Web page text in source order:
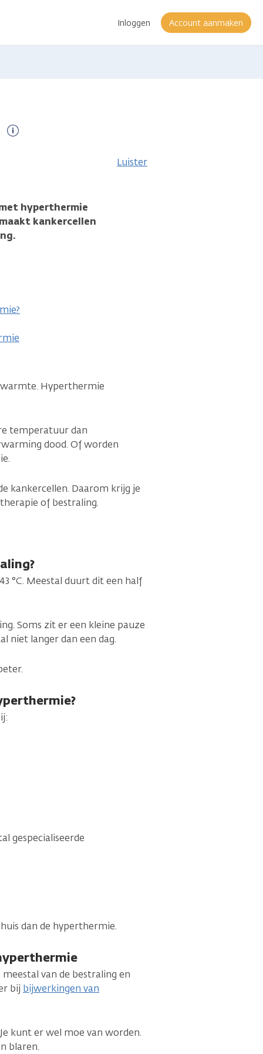
Inloggen Account aanmaken
Luister
hyperthermie
kankercellen
Hyperthermie
temperatuur dan
dood. Of worden
kankercellen. Daarom krijg je
of bestraling.
°C. Meestal duurt dit een half
Soms zit er een kleine pauze
niet langer dan een dag.
gespecialiseerde
dan de hyperthermie.
van de bestraling en
bij bijwerkingen van
kunt er wel moe van worden.
blaren.